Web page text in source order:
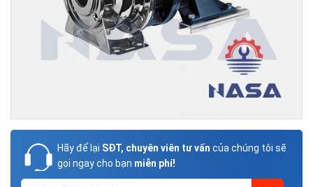
Hãy để lại SĐT, chuyên viên tư vấn của chúng tôi sẽ
gọi ngay cho bạn miễn phí!